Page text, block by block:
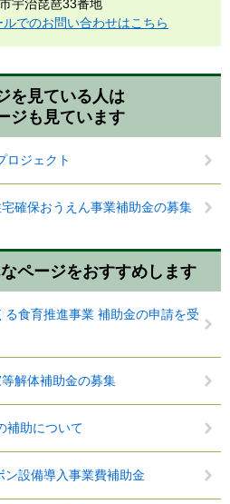
宇治琵琶33番地
ルでのお問い合わせはこちら
を見ている人は
ジも見ています
ロジェクト
確保おうえん事業補助金の募集
ページをおすすめします
食育推進事業 補助金の申請を受
解体補助金の募集
補助について
設備導入事業費補助金